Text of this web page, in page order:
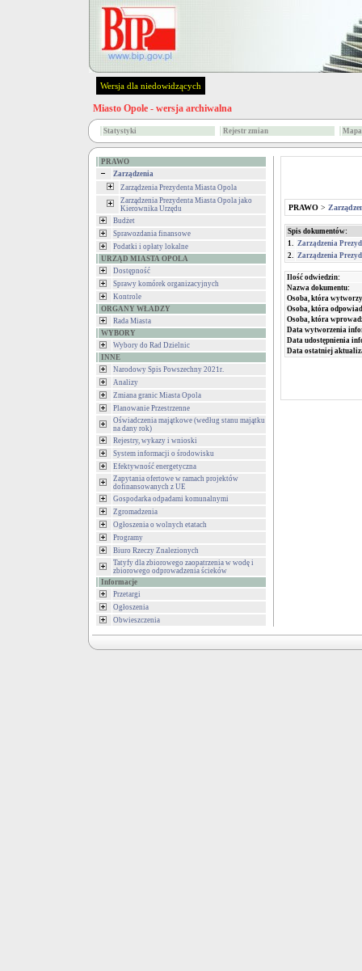
Wersja dla niedowidzących
Miasto Opole - wersja archiwalna
Statystyki Rejestr zmian
PRAWO
Zarządzenia
Zarządzenia Prezydenta Miasta Opola
Zarządzenia Prezydenta Miasta Opola jako
Kierownika Urzędu
Budżet
Sprawozdania finansowe
Podatki i opłaty lokalne
URZĄD MIASTA OPOLA
Dostępność
Sprawy komórek organizacyjnych
Kontrole
ORGANY WŁADZY
Rada Miasta
WYBORY
Wybory do Rad Dzielnic
INNE
Narodowy Spis Powszechny 2021r.
Analizy
Zmiana granic Miasta Opola
Planowanie Przestrzenne
Oświadczenia majątkowe (według stanu majątku
na dany rok)
Rejestry, wykazy i wnioski
System informacji o środowisku
Efektywność energetyczna
Zapytania ofertowe w ramach projektów
dofinansowanych z UE
Gospodarka odpadami komunalnymi
Zgromadzenia
Ogłoszenia o wolnych etatach
Programy
Biuro Rzeczy Znalezionych
Tatyfy dla zbiorowego zaopatrzenia w wodę i
zbiorowego odprowadzenia ścieków
Informacje
Przetargi
Ogłoszenia
Obwieszczenia
PRAWO >
Spis dokumentów:
1. Zarządzenia
2. Zarządzenia
Ilość odwiedzin:
Nazwa dokumentu:
Osoba, która
Osoba, która
Osoba, która
Data wytworzenia
Data udostępnienia
Data ostatniej